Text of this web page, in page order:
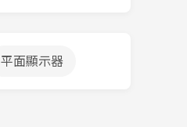
平面顯示器